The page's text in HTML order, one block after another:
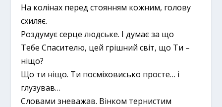
На колінах перед стоянням кожним, голову
схиляє.
Роздумує серце людське. І думає за що
Тебе Спасителю, цей грішний світ, що Ти –
ніщо?
Що ти ніщо. Ти посміховисько просте… і
глузував…
Словами зневажав. Вінком тернистим